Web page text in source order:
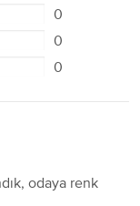
0
0
0
odaya renk